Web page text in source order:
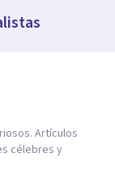
Artículos
célebres y